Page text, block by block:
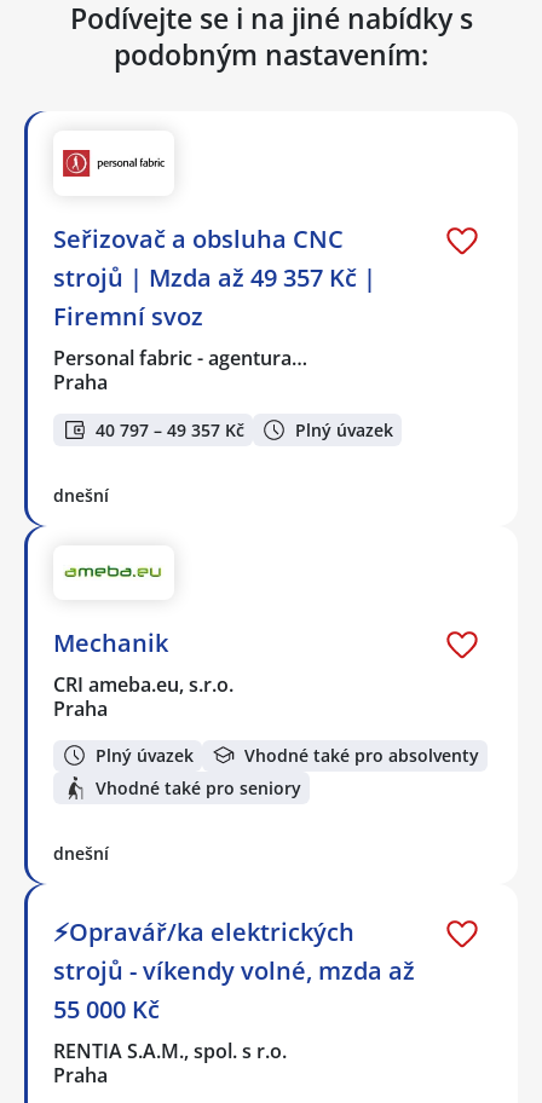
Podívejte se i na jiné nabídky s
podobným nastavením:
Seřizovač a obsluha CNC
strojů | Mzda až 49 357 Kč |
Firemní svoz
Personal fabric - agentura…
Praha
40 797 – 49 357 Kč Plný úvazek
dnešní
Mechanik
CRI ameba.eu, s.r.o.
Praha
Plný úvazek
Vhodné také pro absolventy
Vhodné také pro seniory
dnešní
⚡Opravář/ka elektrických
strojů - víkendy volné, mzda až
55 000 Kč
RENTIA S.A.M., spol. s r.o.
Praha